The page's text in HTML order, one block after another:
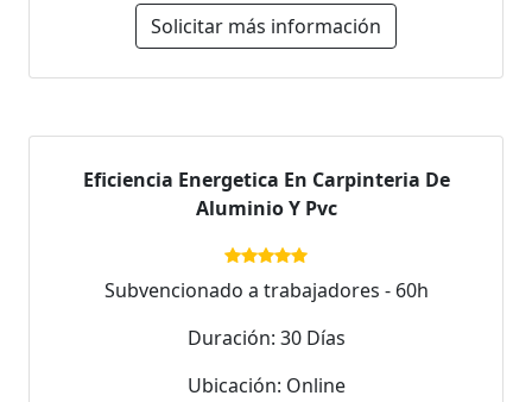
Solicitar más información
Eficiencia Energetica En Carpinteria De
Aluminio Y Pvc
Subvencionado a trabajadores - 60h
Duración: 30 Días
Ubicación: Online